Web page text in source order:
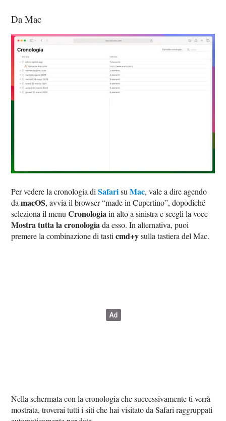
Da Mac
Per vedere la cronologia diSafarisuMac, vale a dire agendo
damacOS, avvia il browser “made in Cupertino”, dopodiché
seleziona il menuCronologiain alto a sinistra e scegli la voce
Mostra tutta la cronologiada esso. In alternativa, puoi
premere la combinazione di tasticmd+ysulla tastiera del Mac.
Nella schermata con la cronologia che successivamente ti verrà
mostrata, troverai tutti i siti che hai visitato da Safari raggruppati